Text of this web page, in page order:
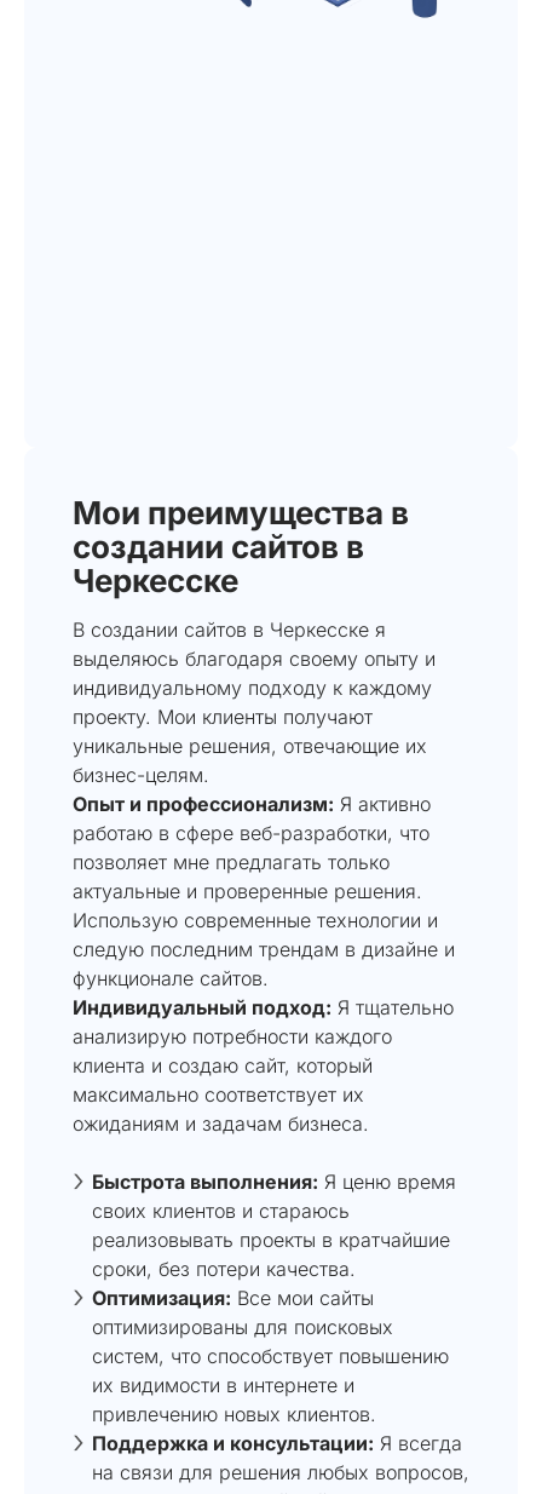
Мои преимущества в
создании сайтов в
Черкесске
В создании сайтов в Черкесске я
выделяюсь благодаря своему опыту и
индивидуальному подходу к каждому
проекту. Мои клиенты получают
уникальные решения, отвечающие их
бизнес-целям.
Опыт и профессионализм: Я активно
работаю в сфере веб-разработки, что
позволяет мне предлагать только
актуальные и проверенные решения.
Использую современные технологии и
следую последним трендам в дизайне и
функционале сайтов.
Индивидуальный подход: Я тщательно
анализирую потребности каждого
клиента и создаю сайт, который
максимально соответствует их
ожиданиям и задачам бизнеса.
Быстрота выполнения: Я ценю время
своих клиентов и стараюсь
реализовывать проекты в кратчайшие
сроки, без потери качества.
Оптимизация: Все мои сайты
оптимизированы для поисковых
систем, что способствует повышению
их видимости в интернете и
привлечению новых клиентов.
Поддержка и консультации: Я всегда
на связи для решения любых вопросов,